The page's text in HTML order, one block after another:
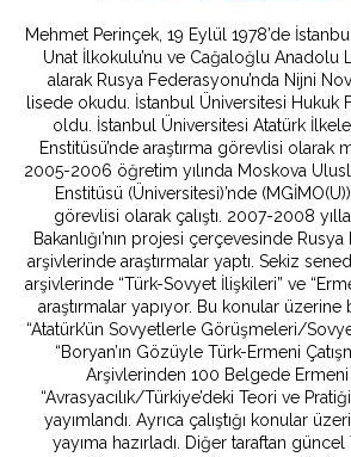
Mehmet Perinçek, 19 Eylül 1978’de
Unat İlkokulu’nu ve Cağaloğlu Anadolu
alarak Rusya Federasyonu’nda Nijni
lisede okudu. İstanbul Üniversitesi Hukuk
oldu. İstanbul Üniversitesi Atatürk
Enstitüsü’nde araştırma görevlisi olarak
2005-2006 öğretim yılında Moskova
Enstitüsü (Üniversitesi)’nde
görevlisi olarak çalıştı. 2007-2008
Bakanlığı’nın projesi çerçevesinde
arşivlerinde araştırmalar yaptı. Sekiz
arşivlerinde “Türk-Sovyet İlişkileri” ve
araştırmalar yapıyor. Bu konular üzerine
“Atatürk’ün Sovyetlerle Görüşmeleri/
“Boryan’ın Gözüyle Türk-Ermeni
Arşivlerinden 100 Belgede Ermeni
“Avrasyacılık/Türkiye’deki Teori ve
yayımlandı. Ayrıca çalıştığı konular
yayıma hazırladı. Diğer taraftan güncel